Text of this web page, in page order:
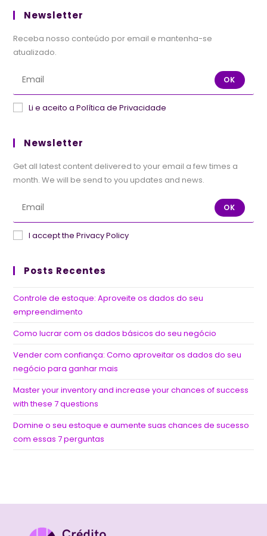
Newsletter
Receba nosso conteúdo por email e mantenha-se
atualizado.
OK
Li e aceito a Política de Privacidade
Newsletter
Get all latest content delivered to your email a few times a
month. We will be send to you updates and news.
OK
I accept the Privacy Policy
Posts Recentes
Controle de estoque: Aproveite os dados do seu
empreendimento
Como lucrar com os dados básicos do seu negócio
Vender com confiança: Como aproveitar os dados do seu
negócio para ganhar mais
Master your inventory and increase your chances of success
with these 7 questions
Domine o seu estoque e aumente suas chances de sucesso
com essas 7 perguntas